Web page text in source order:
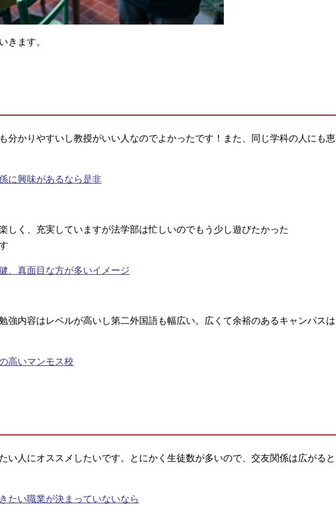
きます。
分かりやすいし教授がいい人なのでよかったです！また、同じ学科の人にも恵
に興味があるなら是非
しく、充実していますが法学部は忙しいのでもう少し遊びたかった
、真面目な方が多いイメージ
強内容はレベルが高いし第二外国語も幅広い。広くて余裕のあるキャンパスは
高いマンモス校
い人にオススメしたいです。とにかく生徒数が多いので、交友関係は広がると
たい職業が決まっていないなら